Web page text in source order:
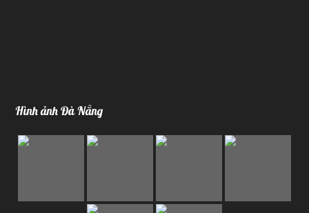
Hình ảnh Đà Nẵng